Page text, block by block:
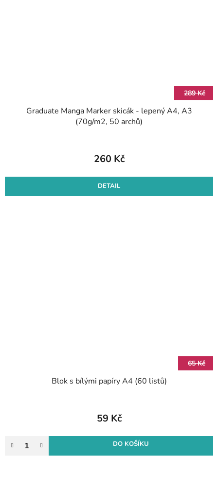
289 Kč
Graduate Manga Marker skicák - lepený A4, A3
(70g/m2, 50 archů)
260 Kč
DETAIL
65 Kč
Blok s bílými papíry A4 (60 listů)
59 Kč
DO KOŠÍKU